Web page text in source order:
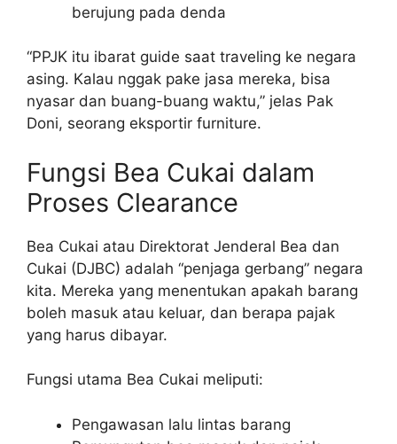
berujung pada denda
“PPJK itu ibarat guide saat traveling ke negara
asing. Kalau nggak pake jasa mereka, bisa
nyasar dan buang-buang waktu,” jelas Pak
Doni, seorang eksportir furniture.
Fungsi Bea Cukai dalam
Proses Clearance
Bea Cukai atau Direktorat Jenderal Bea dan
Cukai (DJBC) adalah “penjaga gerbang” negara
kita. Mereka yang menentukan apakah barang
boleh masuk atau keluar, dan berapa pajak
yang harus dibayar.
Fungsi utama Bea Cukai meliputi:
Pengawasan lalu lintas barang